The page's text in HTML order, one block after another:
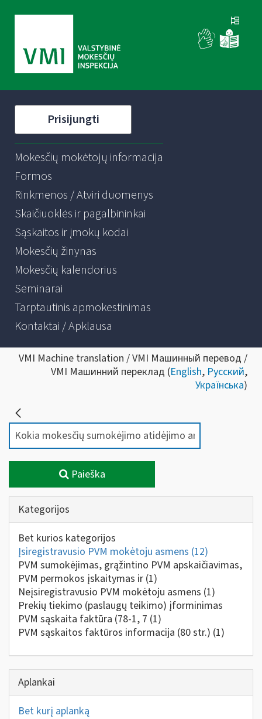
Prisijungti
Mokesčių mokėtojų informacija
Formos
Rinkmenos / Atviri duomenys
Skaičiuoklės ir pagalbininkai
Sąskaitos ir įmokų kodai
Mokesčių žinynas
Mokesčių kalendorius
Seminarai
Tarptautinis apmokestinimas
Kontaktai / Apklausa
VMI Machine translation / VMI Машинный перевод /
VMI Машинний переклад (English, Русский,
Українська)
Paieška
Kategorijos
Bet kurios kategorijos
Įsiregistravusio PVM mokėtoju asmens (12)
PVM sumokėjimas, grąžintino PVM apskaičiavimas,
PVM permokos įskaitymas ir (1)
Neįsiregistravusio PVM mokėtoju asmens (1)
Prekių tiekimo (paslaugų teikimo) įforminimas
PVM sąskaita faktūra (78-1, 7 (1)
PVM sąskaitos faktūros informacija (80 str.) (1)
Aplankai
Bet kurį aplanką